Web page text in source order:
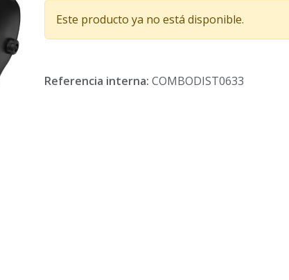
Este producto ya no está disponible.
Referencia interna: COMBODIST0633